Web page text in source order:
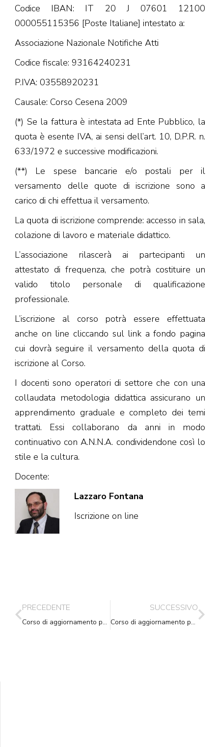
Codice IBAN: IT 20 J 07601 12100
000055115356 [Poste Italiane] intestato a:
Associazione Nazionale Notifiche Atti
Codice fiscale: 93164240231
P.IVA: 03558920231
Causale: Corso Cesena 2009
(*) Se la fattura è intestata ad Ente Pubblico, la
quota è esente IVA, ai sensi dell’art. 10, D.P.R. n.
633/1972 e successive modificazioni.
(**) Le spese bancarie e/o postali per il
versamento delle quote di iscrizione sono a
carico di chi effettua il versamento.
La quota di iscrizione comprende: accesso in sala,
colazione di lavoro e materiale didattico.
L’associazione rilascerà ai partecipanti un
attestato di frequenza, che potrà costituire un
valido titolo personale di qualificazione
professionale.
L’iscrizione al corso potrà essere effettuata
anche on line cliccando sul link a fondo pagina
cui dovrà seguire il versamento della quota di
iscrizione al Corso.
I docenti sono operatori di settore che con una
collaudata metodologia didattica assicurano un
apprendimento graduale e completo dei temi
trattati. Essi collaborano da anni in modo
continuativo con A.N.N.A. condividendone così lo
stile e la cultura.
Docente:
Lazzaro Fontana
Iscrizione on line
PRECEDENTE
Corso di aggiornamento per Messi Comunali – MASERA’ DI PADOVA – 2.10.2009
SUCCESSIVO
Corso di aggiornamento per Messi Comunali – MARTINSICURO (TE)- 28.10.2009